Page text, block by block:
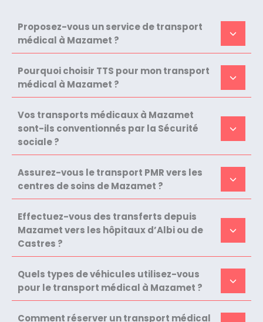
Proposez-vous un service de transport
médical à Mazamet ?
Pourquoi choisir TTS pour mon transport
médical à Mazamet ?
Vos transports médicaux à Mazamet
sont-ils conventionnés par la Sécurité
sociale ?
Assurez-vous le transport PMR vers les
centres de soins de Mazamet ?
Effectuez-vous des transferts depuis
Mazamet vers les hôpitaux d’Albi ou de
Castres ?
Quels types de véhicules utilisez-vous
pour le transport médical à Mazamet ?
Comment réserver un transport médical